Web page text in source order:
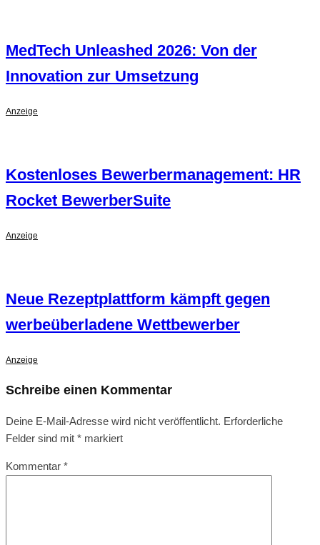
MedTech Unleashed 2026: Von der
Innovation zur Umsetzung
Anzeige
Kostenloses Bewerbermanagement: HR
Rocket BewerberSuite
Anzeige
Neue Rezeptplattform kämpft gegen
werbeüberladene Wettbewerber
Anzeige
Schreibe einen Kommentar
Deine E-Mail-Adresse wird nicht veröffentlicht. Erforderliche
Felder sind mit * markiert
Kommentar *